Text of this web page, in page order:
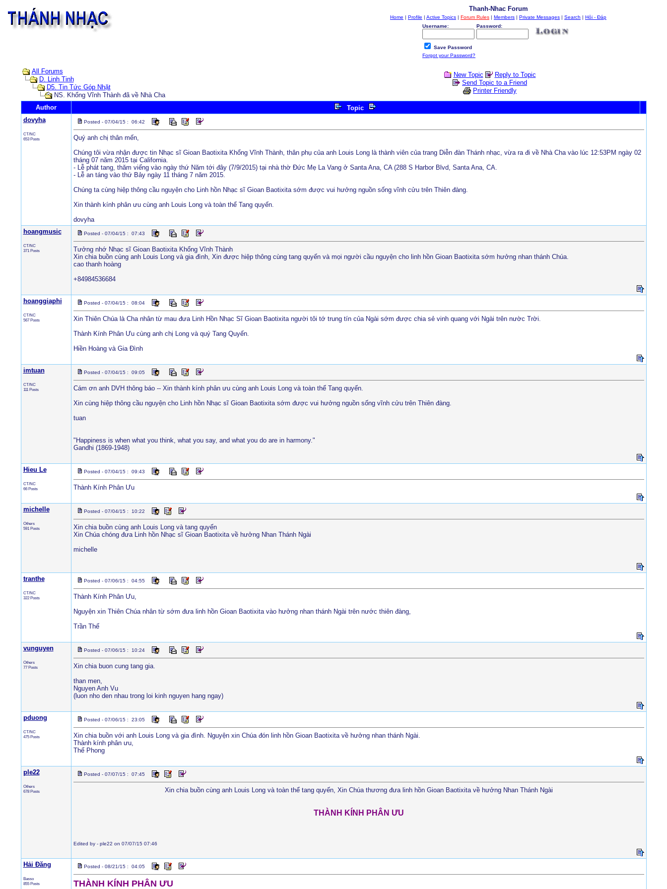
Thanh-Nhac Forum
Home | Profile | Active Topics | Forum Rules | Members | Private Messages | Search | Hỏi - Đáp
Username:
Password:
Save Password
Forgot your Password?
All Forums
D. Linh Tinh
D5. Tin Tức Góp Nhặt
NS. Khổng Vĩnh Thành đã về Nhà Cha
New Topic
Reply to Topic
Send Topic to a Friend
Printer Friendly
Author
Topic
dovyha
CT/NC
653 Posts
Posted - 07/04/15 : 06:42
Quý anh chị thân mến,
Chúng tôi vừa nhận được tin Nhạc sĩ Gioan Baotixita Khổng Vĩnh Thành, thân phụ của anh Louis Long là thành viên của trang Diễn đàn Thánh nhạc, vừa ra đi về Nhà Cha vào lúc 12:53PM ngày 02
tháng 07 năm 2015 tại California.
- Lễ phát tang, thăm viếng vào ngày thứ Năm tới đây (7/9/2015) tại nhà thờ Đức Mẹ La Vang ở Santa Ana, CA (288 S Harbor Blvd, Santa Ana, CA.
- Lễ an táng vào thứ Bảy ngày 11 tháng 7 năm 2015.
Chúng ta cùng hiệp thông cầu nguyện cho Linh hồn Nhạc sĩ Gioan Baotixita sớm được vui hưởng nguồn sống vĩnh cửu trên Thiên đàng.
Xin thành kính phân ưu cùng anh Louis Long và toàn thể Tang quyến.
dovyha
hoangmusic
CT/NC
371 Posts
Posted - 07/04/15 : 07:43
Tưởng nhớ Nhạc sĩ Gioan Baotixita Khổng Vĩnh Thành
Xin chia buồn cùng anh Louis Long và gia đình, Xin được hiệp thông cùng tang quyến và mọi người cầu nguyện cho linh hồn Gioan Baotixita sớm hưởng nhan thánh Chúa.
cao thanh hoàng
+84984536684
hoanggiaphi
CT/NC
567 Posts
Posted - 07/04/15 : 08:04
Xin Thiên Chúa là Cha nhân từ mau đưa Linh Hồn Nhạc Sĩ Gioan Baotixita người tôi tớ trung tín của Ngài sớm được chia sẻ vinh quang với Ngài trên nườc Trời.
Thành Kính Phân Ưu cùng anh chị Long và quý Tang Quyến.
Hiền Hoàng và Gia Đình
imtuan
CT/NC
111 Posts
Posted - 07/04/15 : 09:05
Cám ơn anh DVH thông báo -- Xin thành kính phân ưu cùng anh Louis Long và toàn thể Tang quyến.
Xin cùng hiệp thông cầu nguyện cho Linh hồn Nhạc sĩ Gioan Baotixita sớm được vui hưởng nguồn sống vĩnh cửu trên Thiên đàng.
tuan
"Happiness is when what you think, what you say, and what you do are in harmony."
Gandhi (1869-1948)
Hieu Le
CT/NC
66 Posts
Posted - 07/04/15 : 09:43
Thành Kính Phân Ưu
michelle
Others
591 Posts
Posted - 07/04/15 : 10:22
Xin chia buồn cùng anh Louis Long và tang quyến
Xin Chúa chóng đưa Linh hồn Nhạc sĩ Gioan Baotixita về hưởng Nhan Thánh Ngài
michelle
tranthe
CT/NC
322 Posts
Posted - 07/06/15 : 04:55
Thành Kính Phân Ưu,
Nguyện xin Thiên Chúa nhân từ sớm đưa linh hồn Gioan Baotixita vào hưởng nhan thánh Ngài trên nước thiên đàng,
Trần Thế
vunguyen
Others
77 Posts
Posted - 07/06/15 : 10:24
Xin chia buon cung tang gia.
than men,
Nguyen Anh Vu
(luon nho den nhau trong loi kinh nguyen hang ngay)
pduong
CT/NC
475 Posts
Posted - 07/06/15 : 23:05
Xin chia buồn với anh Louis Long và gia đình. Nguyện xin Chúa đón linh hồn Gioan Baotixita về hưởng nhan thánh Ngài.
Thành kính phân ưu,
Thế Phong
ple22
Others
678 Posts
Posted - 07/07/15 : 07:45
Xin chia buồn cùng anh Louis Long và toàn thể tang quyến, Xin Chúa thương đưa linh hồn Gioan Baotixita về hưởng Nhan Thánh Ngài
THÀNH KÍNH PHÂN ƯU
Edited by - ple22 on 07/07/15 07:46
Hải Đăng
Basso
855 Posts
Posted - 08/21/15 : 04:05
THÀNH KÍNH PHÂN ƯU